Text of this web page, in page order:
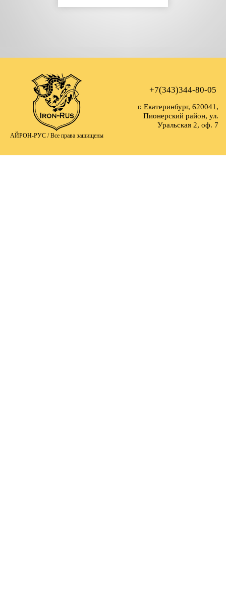
АЙРОН-РУС /Все права защищены
+7(343)344-80-05
г. Екатеринбург, 620041,
Пионерский район, ул.
Уральская 2, оф. 7